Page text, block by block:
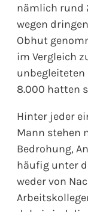
nämlich rund
wegen
Obhut
im Vergleich
unbegleiteten
8.000 hatten
Hinter jeder
Mann stehen
Bedrohung,
häufig unter
weder von